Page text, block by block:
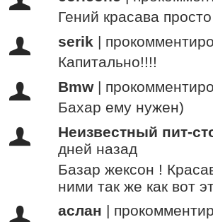
Гений красава просто
serik |
Капитально!!!!
Bmw|
Бахар ему нужен)
Неизвестный пит-
дней назад
Базар жексон !
ними так же как вот
аслан |